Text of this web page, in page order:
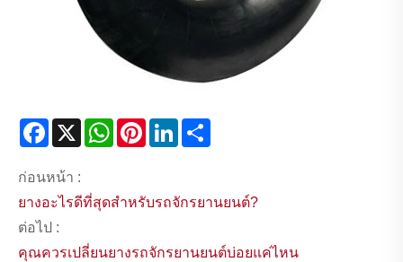
Facebook
X WhatsAppPinterestLinkedIn
ก่อนหน้า :
ยางอะไรดีที่สุดสำหรับรถจักรยานยนต์?
ต่อไป :
คุณควรเปลี่ยนยางรถจักรยานยนต์บ่อยแค่ไหน